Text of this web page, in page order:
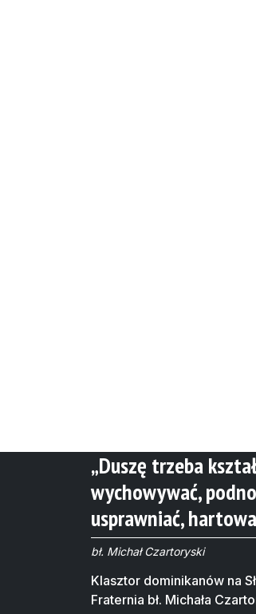
„Duszę trzeba
wychowywać,
usprawniać,
bł. Michał Czartoryski
Klasztor dominikanów na
Fraternia bł. Michała